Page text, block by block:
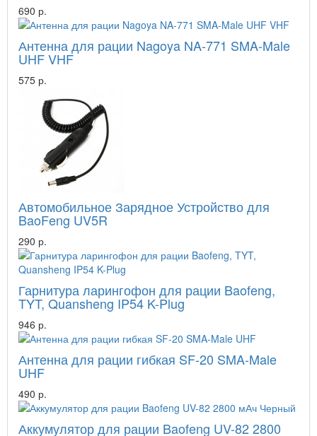
690 р.
Антенна для рации Nagoya NA-771 SMA-Male
UHF VHF
575 р.
Автомобильное Зарядное Устройство для
BaoFeng UV5R
290 р.
Гарнитура ларингофон для рации Baofeng,
TYT, Quansheng IP54 K-Plug
946 р.
Антенна для рации гибкая SF-20 SMA-Male
UHF
490 р.
Аккумулятор для рации Baofeng UV-82 2800